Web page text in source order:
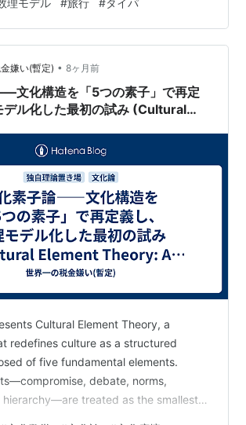
ルで説明してます。 これは大昔、寺田寅
車の遅れをそのエッセイで取り上げた、
考察ですね。 自分の好みで「海外旅行は
言いたいだけなのです。
理モデル #旅行 #タイパ
嫌い(暫定) • 8ヶ月前
文化構造を「5つの素子」で再定
デル化した最初の試み (Cultural
Culture Through Five
Cultural Element Theory, a
redefines culture as a structured
of five fundamental elements.
debate, norms,
hierarchy—are treated as the smallest